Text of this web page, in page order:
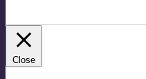
Close